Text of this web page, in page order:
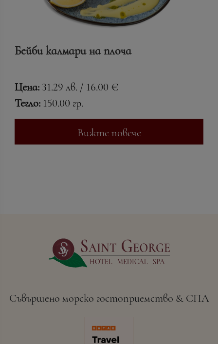
Бейби калмари на плоча
Цена: 31.29 лв. / 16.00 €
Тегло: 150.00 гр.
Вижте повече
Съвършено морско гостоприемство & СПА